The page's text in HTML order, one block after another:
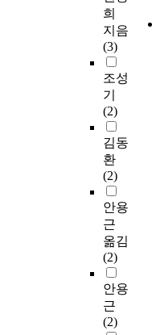
희
지음
(3)
조성
기
(2)
김동
환
(2)
안용
근
옮김
(2)
안용
근
(2)